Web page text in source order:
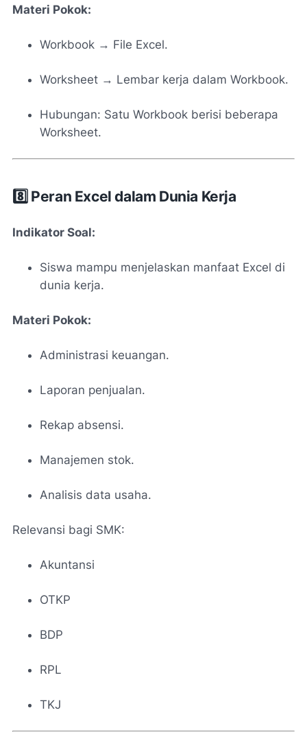
Materi Pokok:
Workbook → File Excel.
Worksheet → Lembar kerja dalam Workbook.
Hubungan: Satu Workbook berisi beberapa
Worksheet.
8️⃣ Peran Excel dalam Dunia Kerja
Indikator Soal:
Siswa mampu menjelaskan manfaat Excel di
dunia kerja.
Materi Pokok:
Administrasi keuangan.
Laporan penjualan.
Rekap absensi.
Manajemen stok.
Analisis data usaha.
Relevansi bagi SMK:
Akuntansi
OTKP
BDP
RPL
TKJ